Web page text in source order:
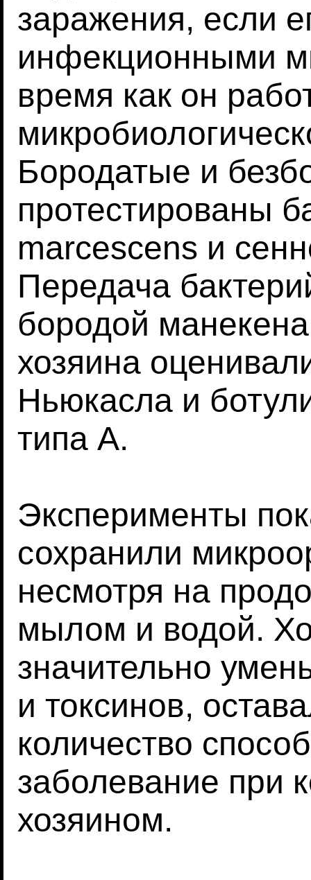
заражения, если
инфекционными
время как он
Бородатые и
протестированы
marcescens и
Передача
бородой
хозяина
Ньюкасла и
типа А.
Эксперименты
сохранили
несмотря на
мылом и водой.
значительно
и токсинов,
количество
заболевание при
хозяином.